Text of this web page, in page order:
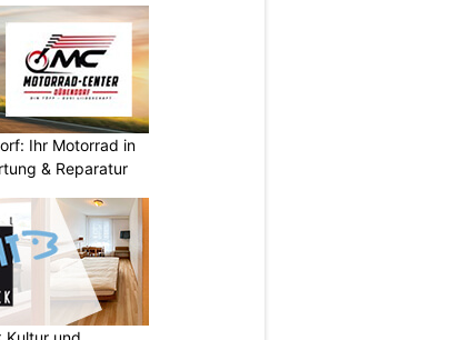
Ihr Motorrad in
& Reparatur